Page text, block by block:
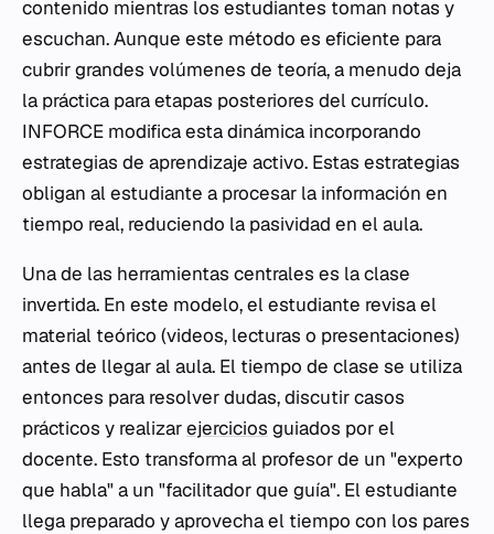
contenido mientras los estudiantes toman notas y
escuchan. Aunque este método es eficiente para
cubrir grandes volúmenes de teoría, a menudo deja
la práctica para etapas posteriores del currículo.
INFORCE modifica esta dinámica incorporando
estrategias de aprendizaje activo. Estas estrategias
obligan al estudiante a procesar la información en
tiempo real, reduciendo la pasividad en el aula.
Una de las herramientas centrales es la clase
invertida. En este modelo, el estudiante revisa el
material teórico (videos, lecturas o presentaciones)
antes de llegar al aula. El tiempo de clase se utiliza
entonces para resolver dudas, discutir casos
prácticos y realizarejercicios guiados por el
docente. Esto transforma al profesor de un "experto
que habla" a un "facilitador que guía". El estudiante
llega preparado y aprovecha el tiempo con los pares